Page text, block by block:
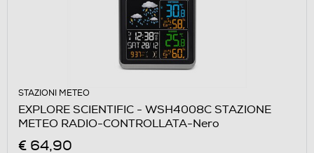
STAZIONI METEO
EXPLORE SCIENTIFIC - WSH4008C STAZIONE
METEO RADIO-CONTROLLATA-Nero
€ 64,90